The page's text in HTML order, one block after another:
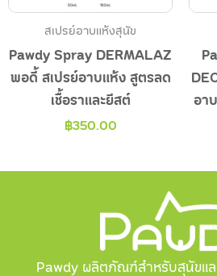
สเปรย์อาบแห้งสุนัข
Pawdy Spray DERMALAZ
พอดี้ สเปรย์อาบแห้ง สูตรลด
เชื้อราและยีสต์
฿350.00
อา
Pawdy ผลิตภัณฑ์สำหรับสุนัขแ